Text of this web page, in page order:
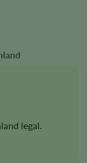
legal.